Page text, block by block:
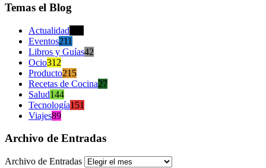
Temas el Blog
Actualidad
Eventos211
Libros y Guías42
Ocio312
Producto215
Recetas de Cocina27
Salud144
Tecnología151
Viajes89
Archivo de Entradas
Archivo de Entradas